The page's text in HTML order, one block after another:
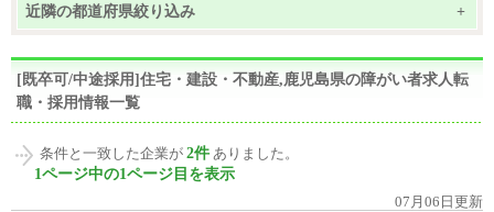
近隣の都道府県絞り込み +
[既卒可/中途採用]住宅・建設・不動産,鹿児島県の障がい者求人転
職・採用情報一覧
条件と一致した企業が 2件 ありました。
1ページ中の1ページ目を表示
07月06日更新